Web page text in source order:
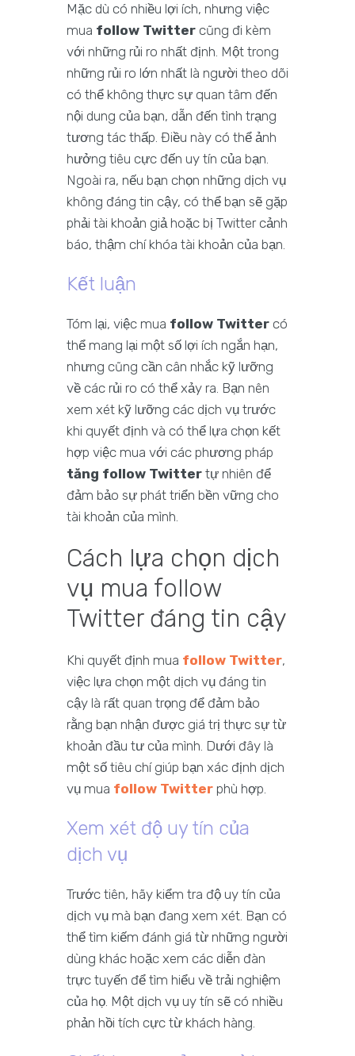
Mặc dù có nhiều lợi ích, nhưng việc
mua follow Twitter cũng đi kèm
với những rủi ro nhất định. Một trong
những rủi ro lớn nhất là người theo dõi
có thể không thực sự quan tâm đến
nội dung của bạn, dẫn đến tình trạng
tương tác thấp. Điều này có thể ảnh
hưởng tiêu cực đến uy tín của bạn.
Ngoài ra, nếu bạn chọn những dịch vụ
không đáng tin cậy, có thể bạn sẽ gặp
phải tài khoản giả hoặc bị Twitter cảnh
báo, thậm chí khóa tài khoản của bạn.
Kết luận
Tóm lại, việc mua follow Twitter có
thể mang lại một số lợi ích ngắn hạn,
nhưng cũng cần cân nhắc kỹ lưỡng
về các rủi ro có thể xảy ra. Bạn nên
xem xét kỹ lưỡng các dịch vụ trước
khi quyết định và có thể lựa chọn kết
hợp việc mua với các phương pháp
tăng follow Twitter tự nhiên để
đảm bảo sự phát triển bền vững cho
tài khoản của mình.
Cách lựa chọn dịch
vụ mua follow
Twitter đáng tin cậy
Khi quyết định mua follow Twitter,
việc lựa chọn một dịch vụ đáng tin
cậy là rất quan trọng để đảm bảo
rằng bạn nhận được giá trị thực sự từ
khoản đầu tư của mình. Dưới đây là
một số tiêu chí giúp bạn xác định dịch
vụ mua follow Twitter phù hợp.
Xem xét độ uy tín của
dịch vụ
Trước tiên, hãy kiểm tra độ uy tín của
dịch vụ mà bạn đang xem xét. Bạn có
thể tìm kiếm đánh giá từ những người
dùng khác hoặc xem các diễn đàn
trực tuyến để tìm hiểu về trải nghiệm
của họ. Một dịch vụ uy tín sẽ có nhiều
phản hồi tích cực từ khách hàng.